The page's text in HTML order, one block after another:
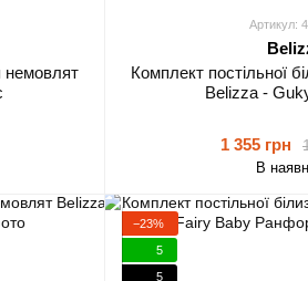
немовлят
Артикул:
Комплект постільної
Belizza -
1 355 грн
В
−23%
5
5